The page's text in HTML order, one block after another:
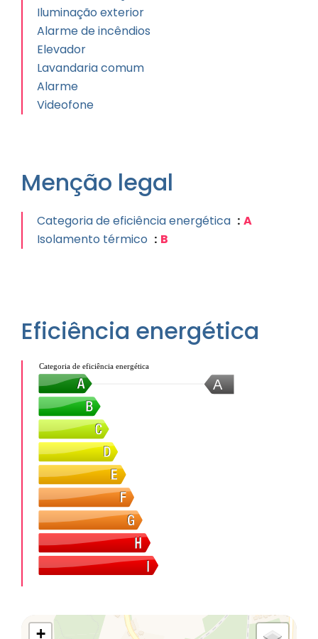
Iluminação exterior
Alarme de incêndios
Elevador
Lavandaria comum
Alarme
Videofone
Menção legal
Categoria de eficiência energética
A
Isolamento térmico
B
Eficiência energética
A
Categoria de eficiência energética
+